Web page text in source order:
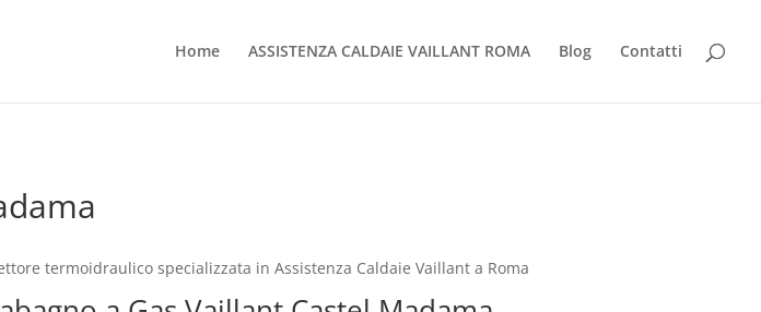
Home ASSISTENZA CALDAIE VAILLANT ROMA Blog Contatti
termoidraulico specializzata in Assistenza Caldaie Vaillant a Roma